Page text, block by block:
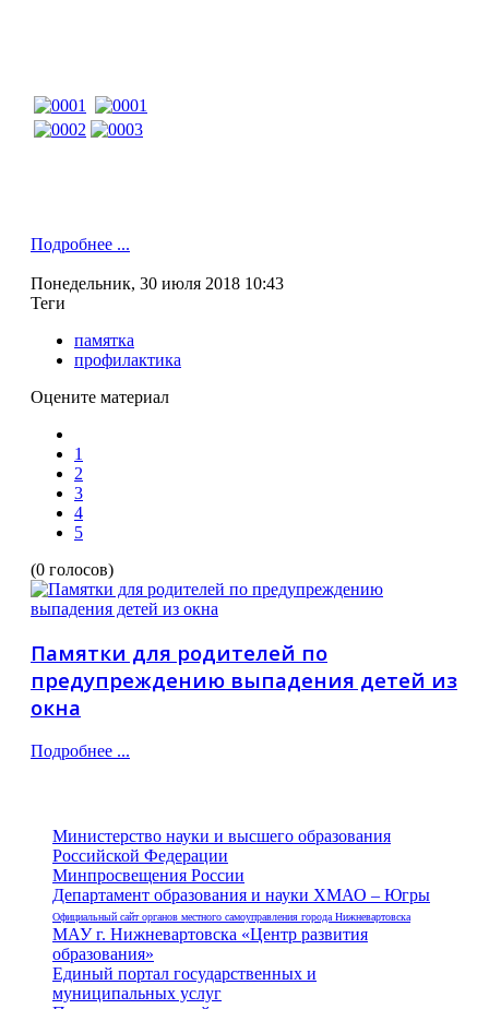
Подробнее ...
Понедельник, 30 июля 2018 10:43
Теги
памятка
профилактика
Оцените материал
1
2
3
4
5
(0 голосов)
Памятки для родителей по
предупреждению выпадения детей из
окна
Подробнее ...
Министерство науки и высшего образования
Российской Федерации
Минпросвещения России
Департамент образования и науки ХМАО – Югры
Официальный сайт органов местного самоуправления города Нижневартовска
МАУ г. Нижневартовска «Центр развития
образования»
Единый портал государственных и
муниципальных услуг